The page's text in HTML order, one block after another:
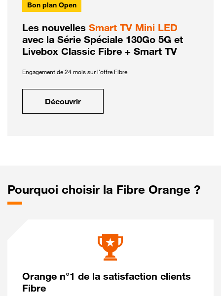
Bon plan Open
Les nouvelles Smart TV Mini LED
avec la Série Spéciale 130Go 5G et
Livebox Classic Fibre + Smart TV
Engagement de 24 mois sur l'offre Fibre
Découvrir
Pourquoi choisir la Fibre Orange ?
Orange n°1 de la satisfaction clients
Fibre